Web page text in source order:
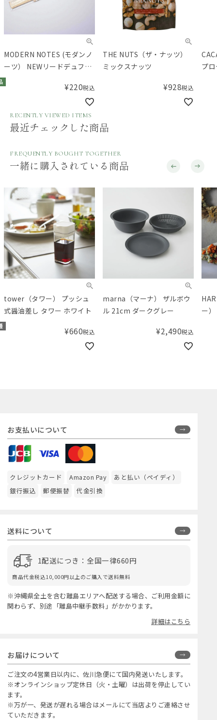
THE NUTS（ザ・ナッツ）
ミックスナッツ
¥928税込
CACAO BITE カカオと植物
プロテインのクランチ
¥324税込
谷
う)
RECENTLY VIEWED ITEMS
最近チェックした商品
FREQUENTLY BOUGHT TOGETHER
一緒に購入されている商品
marna（マーナ） ザルボウ
ル 21cm ダークグレー
2,490税込
HARROW 4（ハロウ フォ
ー） フォトフレーム
2,497 税込
ー
お支払いについて
クレジットカード Amazon Pay
あと払い（ペイディ）
銀行振込
郵便振替 代金引換
送料について
1配送につき：全国一律660円
商品代金税込10,000円以上のご購入で送料無料
※沖縄県全土を含む離島エリアへ配送する場合、ご利用金額に
関わらず、別途「離島中継手数料」がかかります。
詳細はこちら
お届けについて
ご注文の4営業日以内に、佐川急便にて国内発送いたします。
※オンラインショップ定休日（火・土曜）は出荷を停止してい
ます。
※万が一、発送が遅れる場合はメールにて当店よりご連絡させ
ていただきます。